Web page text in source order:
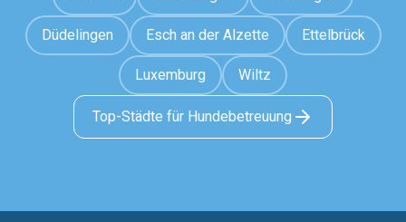
Düdelingen Esch an der Alzette Ettelbrück
Luxemburg Wiltz
Top-Städte für Hundebetreuung